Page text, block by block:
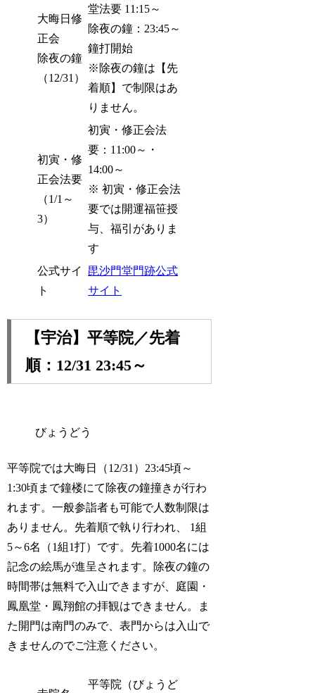
大晦日修
正会
除夜の鐘
（12/31）
堂法要 11:15～
除夜の鐘：23:45～
鐘打開始
※除夜の鐘は【先
着順】で制限はあ
りません。
初寅・修
正会法要
（1/1～
3）
初寅・修正会法
要：11:00～・
14:00～
※ 初寅・修正会法
要では開運福笹授
与、福引がありま
す
公式サイ
ト
毘沙門堂門跡公式
サイト
【宇治】平等院／先着
順：12/31 23:45～
びょうどう
平等院では大晦日（12/31）23:45頃～
1:30頃まで鐘楼にて除夜の鐘撞きが行わ
れます。一般参詣者も可能で人数制限は
ありません。先着順で執り行われ、 1組
5～6名（1組1打）です。先着1000名には
記念の絵馬が進呈されます。除夜の鐘の
時間帯は無料で入山できますが、庭園・
鳳凰堂・鳳翔館の拝観はできません。ま
た開門は南門のみで、表門からは入山で
きませんのでご注意ください。
平等院（びょうど